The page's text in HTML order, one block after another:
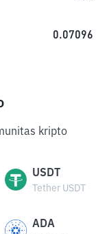
0.07096
kripto
USDT
Tether USDT
ADA